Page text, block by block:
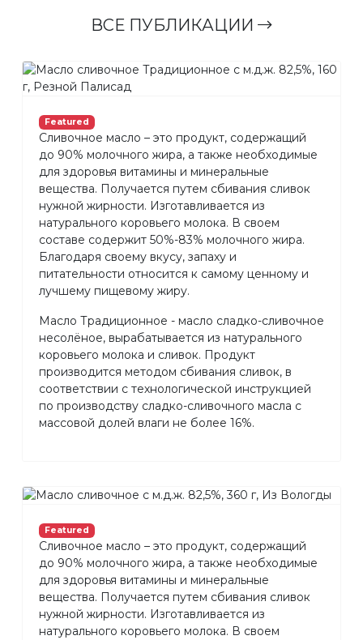
ВСЕ ПУБЛИКАЦИИ
Featured
Сливочное масло – это продукт, содержащий
до 90% молочного жира, а также необходимые
для здоровья витамины и минеральные
вещества. Получается путем сбивания сливок
нужной жирности. Изготавливается из
натурального коровьего молока. В своем
составе содержит 50%-83% молочного жира.
Благодаря своему вкусу, запаху и
питательности относится к самому ценному и
лучшему пищевому жиру.
Масло Традиционное - масло сладко-сливочное
несолёное, вырабатывается из натурального
коровьего молока и сливок. Продукт
производится методом сбивания сливок, в
соответствии с технологической инструкцией
по производству сладко-сливочного масла с
массовой долей влаги не более 16%.
Featured
Сливочное масло – это продукт, содержащий
до 90% молочного жира, а также необходимые
для здоровья витамины и минеральные
вещества. Получается путем сбивания сливок
нужной жирности. Изготавливается из
натурального коровьего молока. В своем